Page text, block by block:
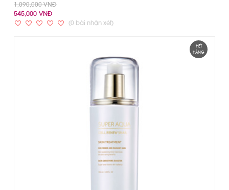
1,090,000 VNĐ
545,000 VNĐ
(0 bài nhận xét)
HẾT
HÀNG